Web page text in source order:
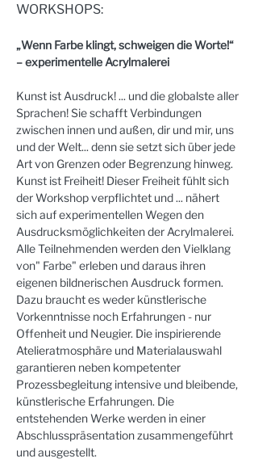
WORKSHOPS:
„Wenn Farbe klingt, schweigen die Worte!“
– experimentelle Acrylmalerei
Kunst ist Ausdruck! ... und die globalste aller
Sprachen! Sie schafft Verbindungen
zwischen innen und außen, dir und mir, uns
und der Welt... denn sie setzt sich über jede
Art von Grenzen oder Begrenzung hinweg.
Kunst ist Freiheit! Dieser Freiheit fühlt sich
der Workshop verpflichtet und ... nähert
sich auf experimentellen Wegen den
Ausdrucksmöglichkeiten der Acrylmalerei.
Alle Teilnehmenden werden den Vielklang
von" Farbe" erleben und daraus ihren
eigenen bildnerischen Ausdruck formen.
Dazu braucht es weder künstlerische
Vorkenntnisse noch Erfahrungen - nur
Offenheit und Neugier. Die inspirierende
Atelieratmosphäre und Materialauswahl
garantieren neben kompetenter
Prozessbegleitung intensive und bleibende,
künstlerische Erfahrungen. Die
entstehenden Werke werden in einer
Abschlusspräsentation zusammengeführt
und ausgestellt.